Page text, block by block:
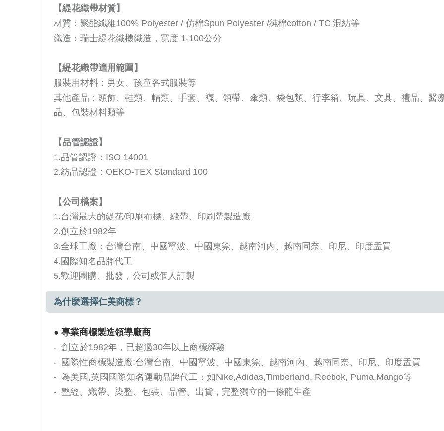
【緹花織帶材質】
材質：聚酯纖維100% Polyester / 仿棉Spun Polyester /純棉cotton / TC 混紡等
織造：瑞士緹花織機織造，寬度 1-100公分
【緹花織帶適用範圍】
服裝用材料：男女、孩童各式服裝等
其他產品：頭飾、鞋類、帽類、手套、襪、領帶、傘類、袋包類、行李箱、玩具、文具、禮品、醫
品、包裝材料類等
【品管認證】
1.品管認證： ISO 14001
2.紡品認證： OEKO-TEX Standard 100
【公司檔案】
1.台灣最大的緹花/印刷布標、緞帶、印刷帶製造廠
2.創立於1982年
3.全球工廠：台灣台南、中國寧波、中國東筦、越南河內、越南同奈、印尼、印度孟買
4. 國際知名品牌代工
5.歡迎團購、批發，公司或個人訂製
為什麼選擇仁美商標？
● 專業商標製造領導廠商
- 創立於1982年，已超過30年以上商標經驗
- 國際性商標製造廠:台灣台南、中國寧波、中國東筦、越南河內、越南同奈、印尼、印度孟買
- 為美國,英國國際知名運動品牌代工：如Nike,Adidas,Timberland, Reebok, Puma,Mango等
- 整經、織帶、染整、包裝、品管、出貨，完整獨立的一條龍生產